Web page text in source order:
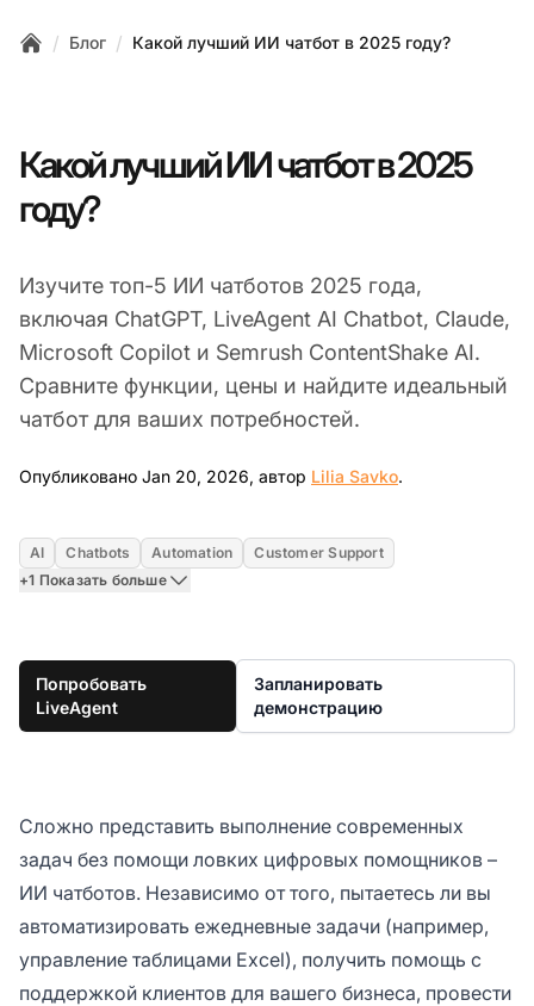
/ Блог / Какой лучший ИИ чатбот в 2025 году?
Какой лучший ИИ чатбот в 2025
году?
Изучите топ-5 ИИ чатботов 2025 года,
включая ChatGPT, LiveAgent AI Chatbot, Claude,
Microsoft Copilot и Semrush ContentShake AI.
Сравните функции, цены и найдите идеальный
чатбот для ваших потребностей.
Опубликовано Jan 20, 2026, автор Lilia Savko.
AI Chatbots Automation
Customer Support
+1 Показать больше
Попробовать
LiveAgent
Запланировать
демонстрацию
Сложно представить выполнение современных
задач без помощи ловких цифровых помощников –
ИИ чатботов. Независимо от того, пытаетесь ли вы
автоматизировать ежедневные задачи (например,
управление таблицами Excel), получить помощь с
поддержкой клиентов для вашего бизнеса, провести